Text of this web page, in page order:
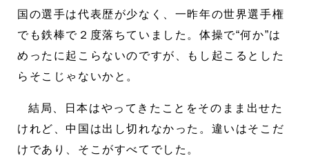
国の選手は代表歴が少なく、一昨年の世界選手権
でも鉄棒で２度落ちていました。体操で“何か”は
めったに起こらないのですが、もし起こるとした
らそこじゃないかと。
結局、日本はやってきたことをそのまま出せた
けれど、中国は出し切れなかった。違いはそこだ
けであり、そこがすべてでした。